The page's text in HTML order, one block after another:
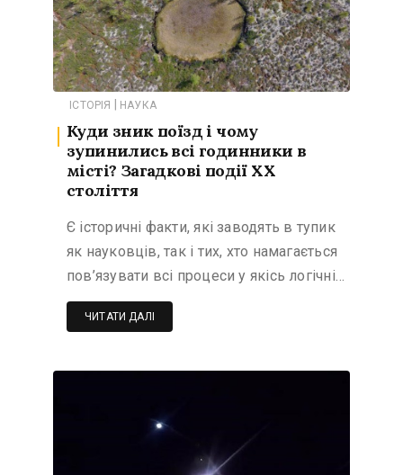
ІСТОРІЯ НАУКА
Куди зник поїзд і чому
зупинились всі годинники в
місті? Загадкові події XX
століття
Є історичні факти, які заводять в тупик
як науковців, так і тих, хто намагається
пов’язувати всі процеси у якісь логічні…
ЧИТАТИ ДАЛІ